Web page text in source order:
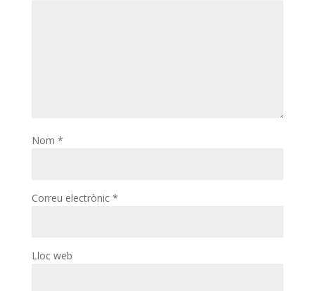
Nom *
Correu electrònic *
Lloc web